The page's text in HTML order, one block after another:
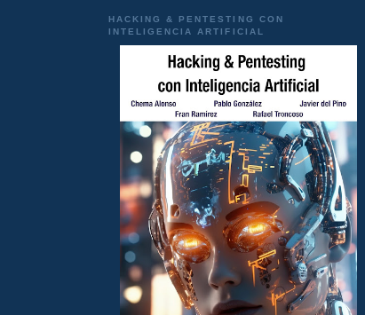
HACKING & PENTESTING CON
INTELIGENCIA ARTIFICIAL